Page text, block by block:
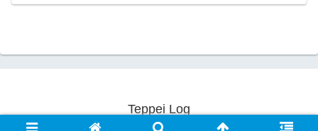
Teppei Log